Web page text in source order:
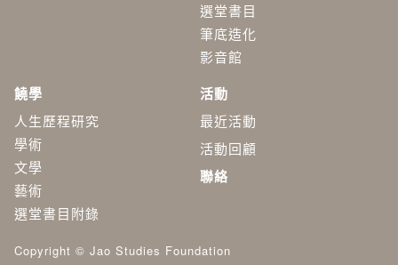
選堂書目
筆底造化
影音館
饒學
人生歷程研究
學術
​文學
藝術
選堂書目附錄
活動
最近活動
活動回顧
聯絡
Copyright © Jao Studies Foundation